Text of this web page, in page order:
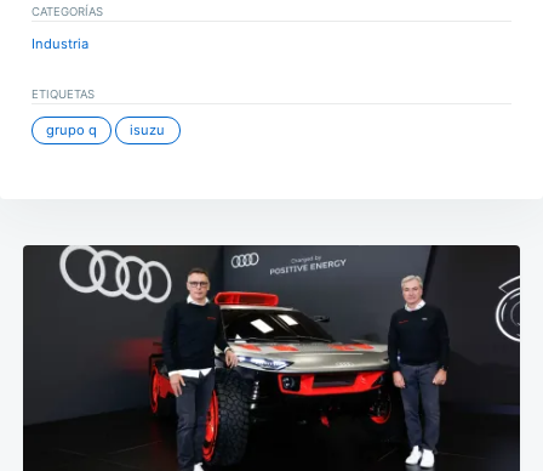
CATEGORÍAS
Industria
ETIQUETAS
grupo q isuzu
Navegación
entradas